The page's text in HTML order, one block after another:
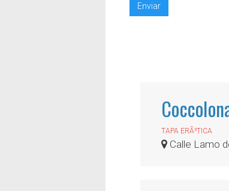
Enviar
TAPA ERÃ³TICA
Calle Lamo